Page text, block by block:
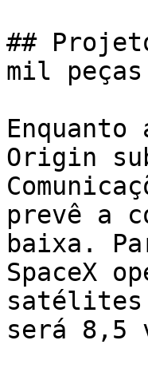
##
mil peças
Origin
prevê a
baixa.
SpaceX
será 8,5